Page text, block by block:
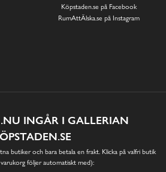
Köpstaden.se på Facebook
RumAttÄlska.se på Instagram
INGÅR I GALLERIAN
butiker och bara betala en frakt. Klicka på valfri butik
följer automatiskt med):